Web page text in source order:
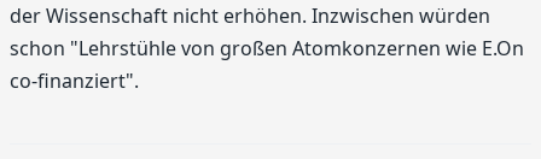
der Wissenschaft nicht erhöhen. Inzwischen würden
schon "Lehrstühle von großen Atomkonzernen wie E.On
co-finanziert".